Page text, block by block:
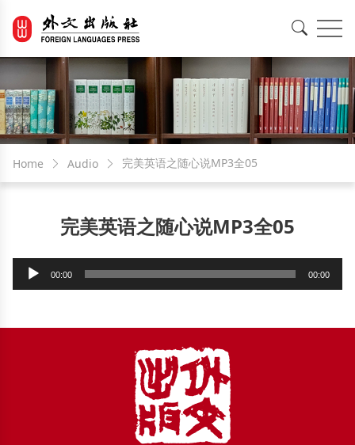
Home Audio 完美英语之随心说MP3全05
完美英语之随心说MP3全05
Audio
Player
00:00 00:00